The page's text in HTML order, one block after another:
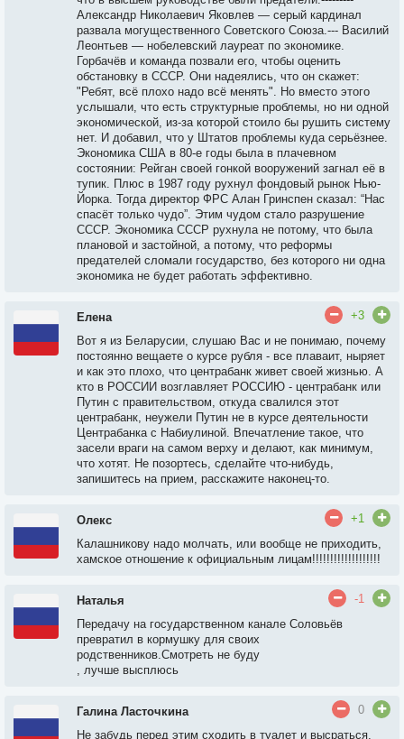
Александр Николаевич Яковлев — серый кардинал
развала могущественного Советского Союза.--- Василий
Леонтьев — нобелевский лауреат по экономике.
Горбачёв и команда позвали его, чтобы оценить
обстановку в СССР. Они надеялись, что он скажет:
"Ребят, всё плохо надо всё менять". Но вместо этого
услышали, что есть структурные проблемы, но ни одной
экономической, из-за которой стоило бы рушить систему
нет. И добавил, что у Штатов проблемы куда серьёзнее.
Экономика США в 80-е годы была в плачевном
состоянии: Рейган своей гонкой вооружений загнал её в
тупик. Плюс в 1987 году рухнул фондовый рынок Нью-
Йорка. Тогда директор ФРС Алан Гринспен сказал: “Нас
спасёт только чудо”. Этим чудом стало разрушение
СССР. Экономика СССР рухнула не потому, что была
плановой и застойной, а потому, что реформы
предателей сломали государство, без которого ни одна
экономика не будет работать эффективно.
Елена
+3
Вот я из Беларусии, слушаю Вас и не понимаю, почему
постоянно вещаете о курсе рубля - все плаваит, ныряет
и как это плохо, что центрабанк живет своей жизнью. А
кто в РОССИИ возглавляет РОССИЮ - центрабанк или
Путин с правительством, откуда свалился этот
центрабанк, неужели Путин не в курсе деятельности
Центрабанка с Набиулиной. Впечатление такое, что
засели враги на самом верху и делают, как минимум,
что хотят. Не позортесь, сделайте что-нибудь,
запишитесь на прием, расскажите наконец-то.
Олекс
+1
Калашникову надо молчать, или вообще не приходить,
хамское отношение к официальным лицам!!!!!!!!!!!!!!!!!!!
Наталья
-1
Передачу на государственном канале Соловьёв
превратил в кормушку для своих
родственников.Смотреть не буду
, лучше высплюсь
Галина Ласточкина
0
Не забудь перед этим сходить в туалет и высраться,